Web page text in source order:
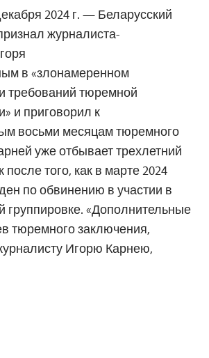
2024 г. — Беларусский
журналиста-
в «злонамеренном
требований тюремной
и приговорил к
восьми месяцам тюремного
уже отбывает трехлетний
того, как в марте 2024
по обвинению в участии в
группировке. «Дополнительные
тюремного заключения,
Игорю Карнею,